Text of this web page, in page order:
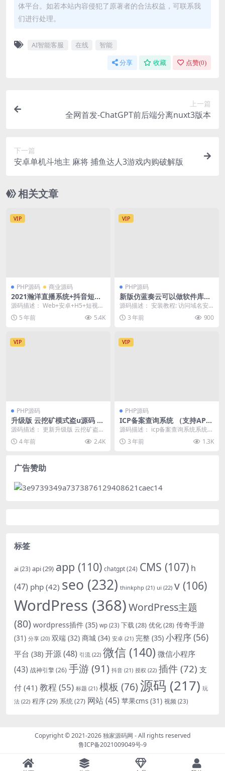
体平台。如若本站内容侵犯了原著者的合法权益，可联系我
们进行处理。
AI智能客服 在线 智能
分享 收藏 点赞(0)
上一篇
全网首发-ChatGPT前后端分离nuxt3版本
下一篇
安卓单机斗地主 麻将 捕鱼达人3游戏内购破解版
相关文章
VIP
PHP源码 商业源码
2021瀚洋直播系统+抖音短视
频+直播带货+朋友圈动态+远
程礼物+全场飘屏+三端互通
（运营版）
源码描述： Web+安卓+H5+短视频
+vip守护+进场坐骑+主播pk+互动
连麦...5 年前 5.4K
VIP
PHP源码
新版仿蓝奏云可以做软件库PH
P源码
源码描述： 安装教程: 访问域名安
装(不要用8.0以上php 不然会创建
不了数据...
3 年前 900
VIP
PHP源码
升级版 云挖矿模式盗u源码 秒
u源码-全开源版
源码描述： 更新升级版 云挖矿盗u
秒u源码 和之前版本差不多 升级版
本的 修复...
4 年前 2.4K
VIP
PHP源码
ICP备案查询系统 （支持APP
+网站+小程序+快应用备案信
息查询）
源码描述： icp备案查询系统系统可
以查询APP备案,网站备案,小程序备
案,快应...
3 年前 1.3K
广告赞助
标签
ai (23) api(29) app (110) chatgpt(24) CMS (107) h
(47) php (42) seo (232) thinkphp (21) ui (22) v (106)
WordPress (368)WordPress主题
(80) wordpress插件 (35) wp (23) 下载(28) 优化(28) 传奇手游
(31) 分享 (20) 双端 (32) 商城 (34) 安卓 (21) 完整 (35) 小程序(56)
平台 (38) 开源(48) 引流 (22) 微信 (140) 微信小程序
(43) 战神引擎(26) 手游(91) 抖音 (21) 授权 (22) 插件 (72) 支
付 (41) 教程 (55) 标题 (21) 模板 (76)源码 (217) 玩
法 (22) 程序(29) 系统(27) 网站(45) 苹果cms (31) 视频 (23)
Copyright © 2021-2026独家源码网 - All rights reserved
鲁ICP备2021009049号-9